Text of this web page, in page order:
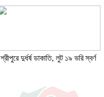
শ্রীপুরে দুর্ধর্ষ ডাকাতি, লুট ১৯ ভরি স্বর্ণ